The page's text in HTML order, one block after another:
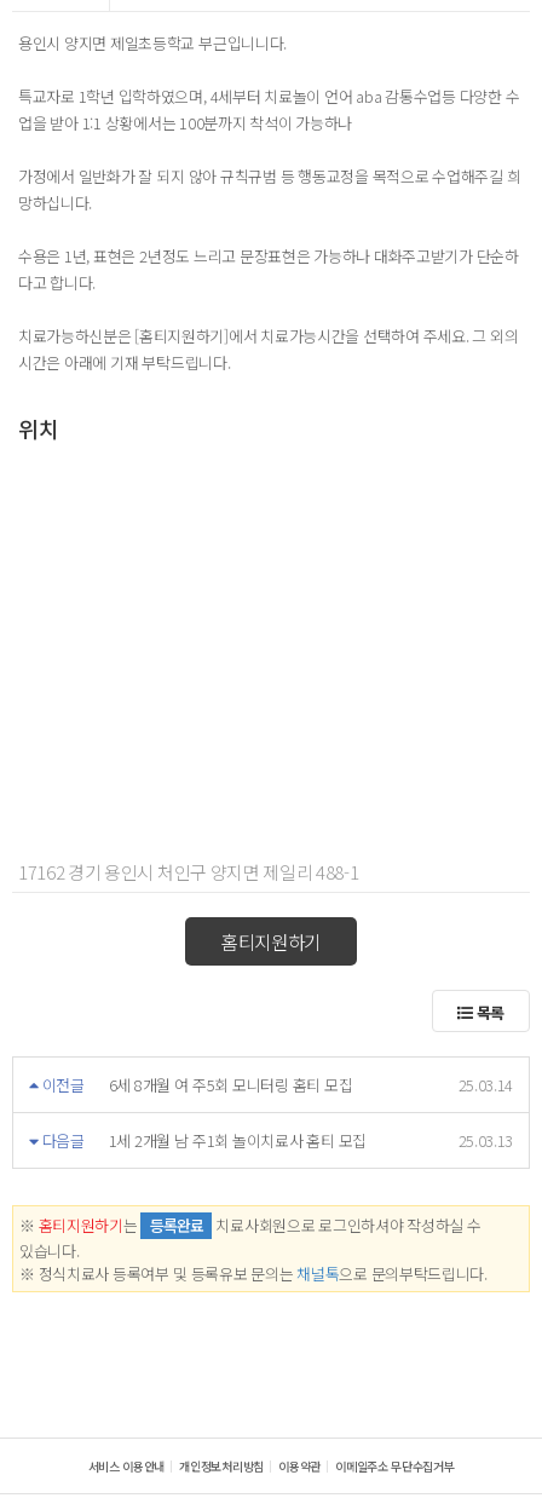
용인시 양지면 제일초등학교 부근입니니다.
특교자로 1학년 입학하였으며, 4세부터 치료놀이 언어 aba 감통수업등 다양한 수
업을 받아 1:1 상황에서는 100분까지 착석이 가능하나
가정에서 일반화가 잘 되지 않아 규칙규범 등 행동교정을 목적으로 수업해주길 희
망하십니다.
수용은 1년, 표현은 2년정도 느리고 문장표현은 가능하나 대화주고받기가 단순하
다고 합니다.
치료가능하신분은 [홈티지원하기]에서 치료가능시간을 선택하여 주세요. 그 외의
시간은 아래에 기재 부탁드립니다.
위치
17162 경기 용인시 처인구 양지면 제일리 488-1
홈티지원하기
목록
이전글 6세 8개월 여 주5회 모니터링 홈티 모집 25.03.14
다음글 1세 2개월 남 주1회 놀이치료사 홈티 모집 25.03.13
※ 홈티지원하기는 등록완료 치료사회원으로 로그인하셔야 작성하실 수
있습니다.
※ 정식치료사 등록여부 및 등록유보 문의는 채널톡으로 문의부탁드립니다.
서비스 이용안내 개인정보처리방침 이용약관 이메일주소 무단수집거부